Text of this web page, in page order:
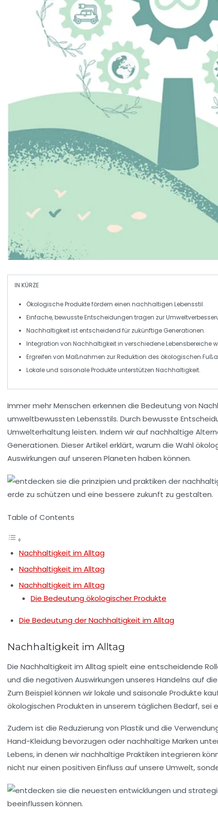
IN KÜRZE
Ökologische Produktefördern einen nachhaltigen Lebensstil.
Einfache, bewusste Entscheidungen tragen zur
Nachhaltigkeit ist entscheidend für zukünftige Generationen.
Integration von Nachhaltigkeit in verschiedene Lebensbereiche
Ergreifen von Maßnahmen zur Reduktion des öko­logischen
Lokale und saisonale Produkte unterstützen Nachhaltigkeit.
Immer mehr Menschen erkennen die Bedeutung von
umweltbewussten Lebensstils. Durch bewusste
Umwelterhaltung leisten. Indem wir auf nachhaltige
Generationen. Dieser Artikel erklärt, warum die Wahl
Auswirkungen auf unseren Planeten haben können.
Table of Contents
Nachhaltigkeit im Alltag
Nachhaltigkeit im Alltag
Nachhaltigkeit im Alltag
Die Bedeutung ökologischer Produkte
Die Bedeutung der Nachhaltigkeit im Alltag
Nachhaltigkeit im Alltag
Die Nachhaltigkeit im Alltag spielt eine entscheidende
und die negativen Auswirkungen unseres Handelns auf
Zum Beispiel können wirlokale und saisonale Produkte
ökologischen Produkten in unserem täglichen Bedarf, sei
Zudem ist die Reduzierung von Plastikund die
Hand-Kleidung bevorzugen oder nachhaltige Marken
Lebens, in denen wir nachhaltige Praktiken integrieren
nicht nur einen positiven Einfluss auf unsere Umwelt,